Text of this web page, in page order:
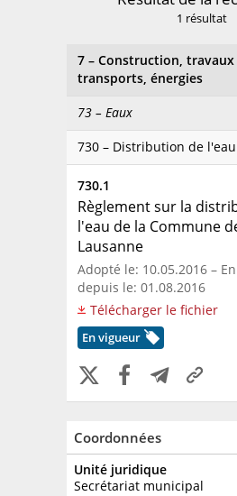
1 résultat
7 – Construction,
transports, énergies
73 – Eaux
730 – Distribution de
730.1
Règlement sur la
l'eau de la Commune
Lausanne
Adopté le: 10.05.2016 –
depuis le: 01.08.2016
Télécharger le fichier
En vigueur
Coordonnées
Unité juridique
Secrétariat municipal